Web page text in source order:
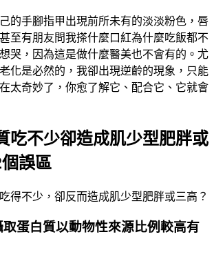
的手腳指甲出現前所未有的淡淡粉色，唇
至有朋友問我搽什麼口紅為什麼吃飯都不
哭，因為這是做什麼醫美也不會有的。尤
化是必然的，我卻出現逆齡的現象，只能
太奇妙了，你愈了解它、配合它、它就會
吃不少卻造成肌少型肥胖或
誤區
得不少，卻反而造成肌少型肥胖或三高？
蛋白質以動物性來源比例較高有